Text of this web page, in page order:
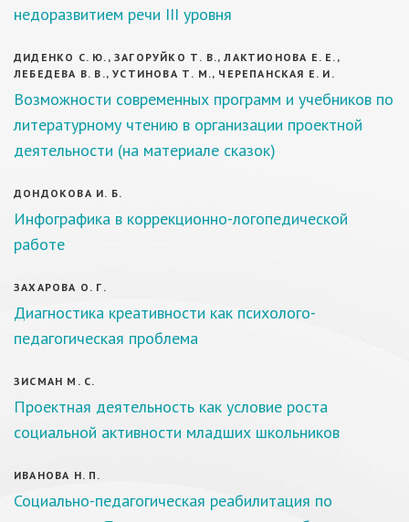
недоразвитием речи III уровня
ДИДЕНКО С. Ю., ЗАГОРУЙКО Т. В., ЛАКТИОНОВА Е. Е.,
ЛЕБЕДЕВА В. В., УСТИНОВА Т. М., ЧЕРЕПАНСКАЯ Е. И.
Возможности современных программ и учебников по
литературному чтению в организации проектной
деятельности (на материале сказок)
ДОНДОКОВА И. Б.
Инфографика в коррекционно-логопедической
работе
ЗАХАРОВА О. Г.
Диагностика креативности как психолого-
педагогическая проблема
ЗИСМАН М. С.
Проектная деятельность как условие роста
социальной активности младших школьников
ИВАНОВА Н. П.
Социально-педагогическая реабилитация по